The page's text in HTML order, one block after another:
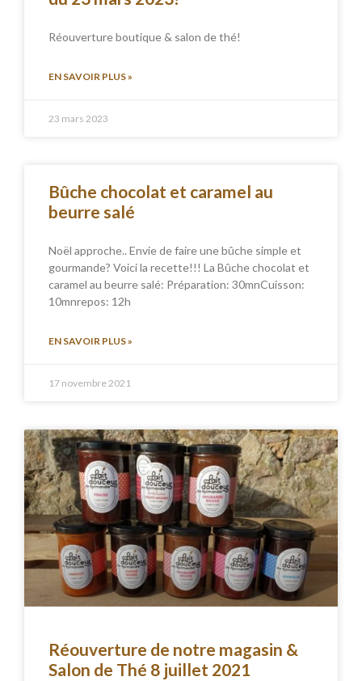
Réouverture boutique & salon de thé!
EN SAVOIR PLUS »
23 mars 2023
Bûche chocolat et caramel au
beurre salé
Noël approche.. Envie de faire une bûche simple et
gourmande? Voici la recette!!! La Bûche chocolat et
caramel au beurre salé: Préparation: 30mnCuisson:
10mnrepos: 12h
EN SAVOIR PLUS »
17 novembre 2021
Réouverture de notre magasin &
Salon de Thé 8 juillet 2021